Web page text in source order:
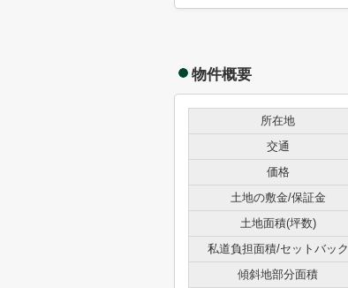
物件概要
所在地
交通
価格
土地の敷金/保証金
土地面積(坪数)
私道負担面積/セットバック
傾斜地部分面積